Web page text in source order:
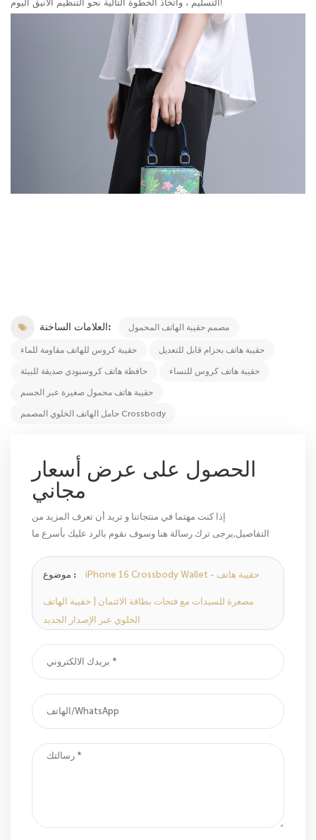
التسليم ، واتخاذ الخطوة التالية نحو التنظيم الأنيق اليوم!
العلامات الساخنة: مصمم حقيبة الهاتف المحمول
حقيبة كروس للهاتف مقاومة للماء حقيبة هاتف بحزام قابل للتعديل
حافظة هاتف كروسبودي صديقة للبيئة حقيبة هاتف كروس للنساء
حقيبة هاتف محمول صغيرة عبر الجسم
حامل الهاتف الخلوي المصمم Crossbody
الحصول على عرض أسعار
مجاني
إذا كنت مهتما في منتجاتنا و تريد أن تعرف المزيد من
التفاصيل,يرجى ترك رسالة هنا وسوف نقوم بالرد عليك بأسرع ما
موضوع : iPhone 16 Crossbody Wallet - حقيبة هاتف
مصغرة للسيدات مع فتحات بطاقة الائتمان | حقيبة الهاتف
الخلوي عبر الإصدار الجديد